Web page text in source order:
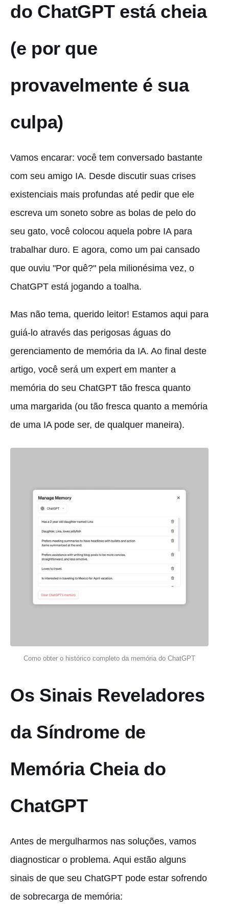
do ChatGPT está cheia
(e por que
provavelmente é sua
culpa)
Vamos encarar: você tem conversado bastante
com seu amigo IA. Desde discutir suas crises
existenciais mais profundas até pedir que ele
escreva um soneto sobre as bolas de pelo do
seu gato, você colocou aquela pobre IA para
trabalhar duro. E agora, como um pai cansado
que ouviu "Por quê?" pela milionésima vez, o
ChatGPT está jogando a toalha.
Mas não tema, querido leitor! Estamos aqui para
guiá-lo através das perigosas águas do
gerenciamento de memória da IA. Ao final deste
artigo, você será um expert em manter a
memória do seu ChatGPT tão fresca quanto
uma margarida (ou tão fresca quanto a memória
de uma IA pode ser, de qualquer maneira).
Como obter o histórico completo da memória do ChatGPT
Os Sinais Reveladores
da Síndrome de
Memória Cheia do
ChatGPT
Antes de mergulharmos nas soluções, vamos
diagnosticar o problema. Aqui estão alguns
sinais de que seu ChatGPT pode estar sofrendo
de sobrecarga de memória: